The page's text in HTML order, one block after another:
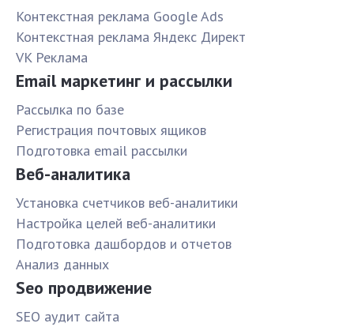
Контекстная реклама Google Ads
Контекстная реклама Яндекс Директ
VK Реклама
Email маркетинг и рассылки
Рассылка по базе
Pегистрация почтовых ящиков
Подготовка email рассылки
Веб-аналитика
Установка счетчиков веб-аналитики
Настройка целей веб-аналитики
Подготовка дашбордов и отчетов
Анализ данных
Seo продвижение
SЕО аудит сайта